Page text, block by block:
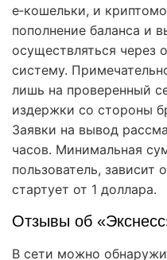
e‑кошельки, и
пополнение баланса и
осуществляться через
систему.
лишь на проверенный
издержки со стороны
Заявки на вывод
часов. Минимальная
пользователь, зависит
стартует от 1 доллара.
Отзывы об
В сети можно